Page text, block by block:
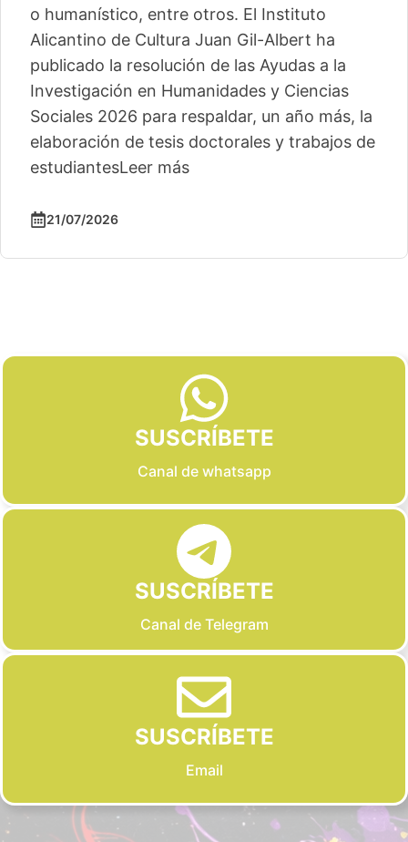
o humanístico, entre otros. El Instituto
Alicantino de Cultura Juan Gil-Albert ha
publicado la resolución de las Ayudas a la
Investigación en Humanidades y Ciencias
Sociales 2026 para respaldar, un año más, la
elaboración de tesis doctorales y trabajos de
estudiantesLeer más
21/07/2026
SUSCRÍBETE
Canal de whatsapp
SUSCRÍBETE
Canal de Telegram
SUSCRÍBETE
Email